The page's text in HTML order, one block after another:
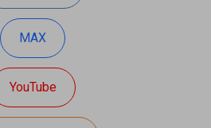
MAX
YouTube